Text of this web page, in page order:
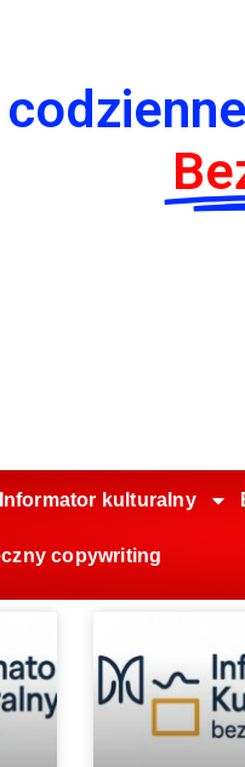
Informator kulturalny
copywriting